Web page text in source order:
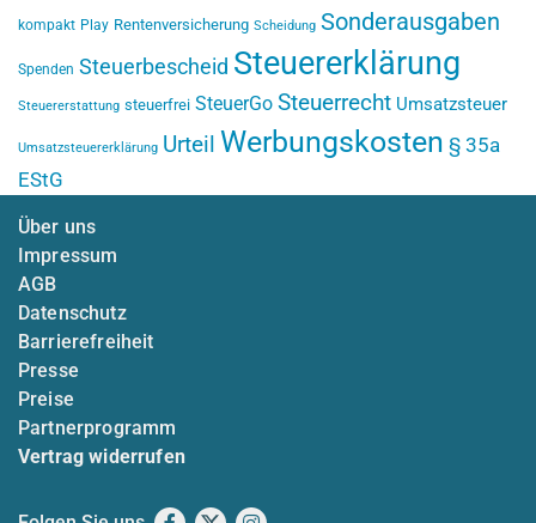
kompakt Play Rentenversicherung Scheidung Sonderausgaben
Spenden Steuerbescheid Steuererklärung
Steuererstattung steuerfrei SteuerGo Steuerrecht Umsatzsteuer
Umsatzsteuererklärung Urteil Werbungskosten § 35a
EStG
Über uns
Impressum
AGB
Datenschutz
Barrierefreiheit
Presse
Preise
Partnerprogramm
Vertrag widerrufen